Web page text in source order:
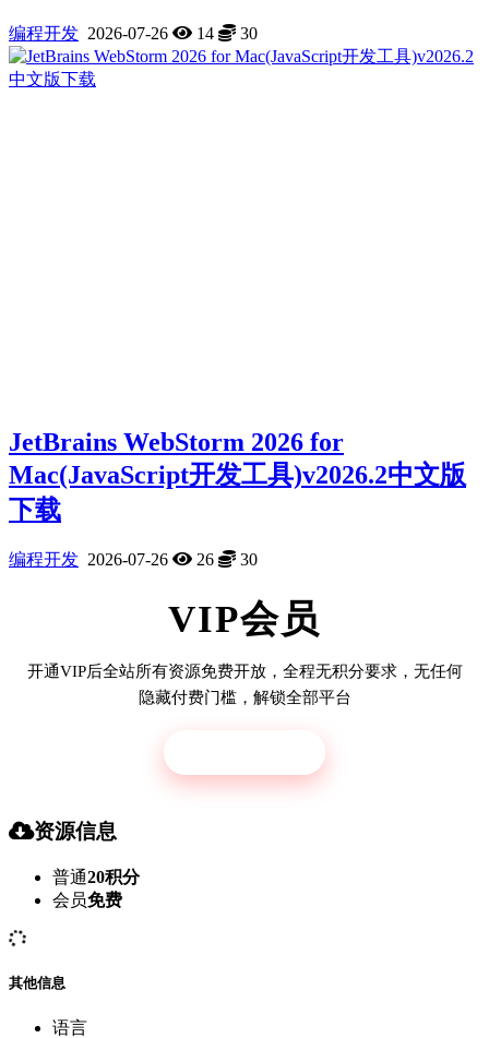
编程开发 2026-07-26 14 30
JetBrains WebStorm 2026 for
Mac(JavaScript开发工具)v2026.2中文版
下载
编程开发 2026-07-26 26 30
VIP会员
开通VIP后全站所有资源免费开放，全程无积分要求，无任何
隐藏付费门槛，解锁全部平台
资源信息
普通20积分
会员免费
其他信息
语言